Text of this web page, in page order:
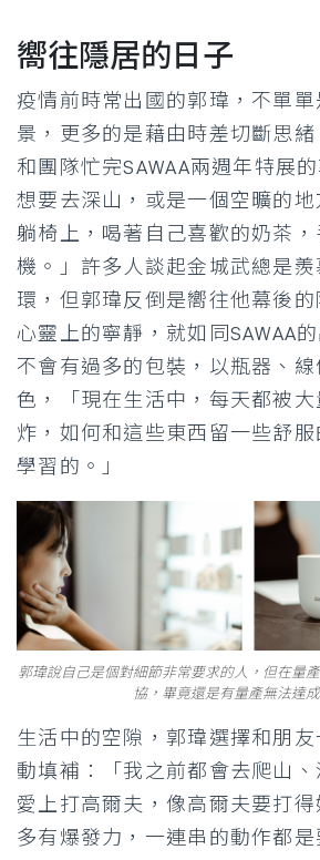
嚮往隱居的日子
疫情前時常出國的郭瑋，不單
景，更多的是藉由時差切斷思緒
和團隊忙完SAWAA兩週年特展
想要去深山，或是一個空曠的
躺椅上，喝著自己喜歡的奶茶，
機。」許多人談起金城武總是羨
環，但郭瑋反倒是嚮往他幕後
心靈上的寧靜，就如同SAWAA
不會有過多的包裝，以瓶器、線
色，「現在生活中，每天都被大
炸，如何和這些東西留一些舒
學習的。」
郭瑋說自己是個對細節非常要求的人，但在量
協，畢竟還是有量產無法達
生活中的空隙，郭瑋選擇和朋
動填補：「我之前都會去爬山
愛上打高爾夫，像高爾夫要打
多有爆發力，一連串的動作都是